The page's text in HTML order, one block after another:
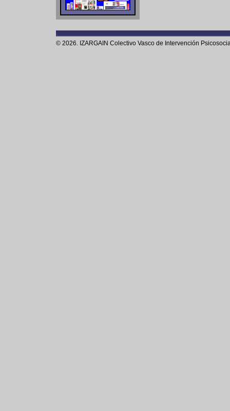
© 2026. IZARGAIN Colectivo Vasco de Intervención